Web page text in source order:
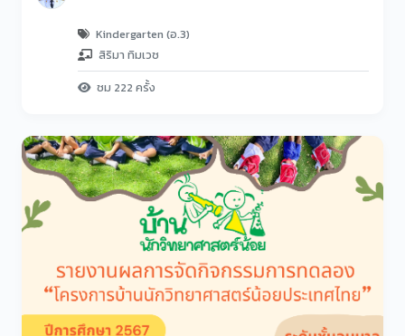
Kindergarten (อ.3)
สิริมา ทิมเวช
ชม 222 ครั้ง